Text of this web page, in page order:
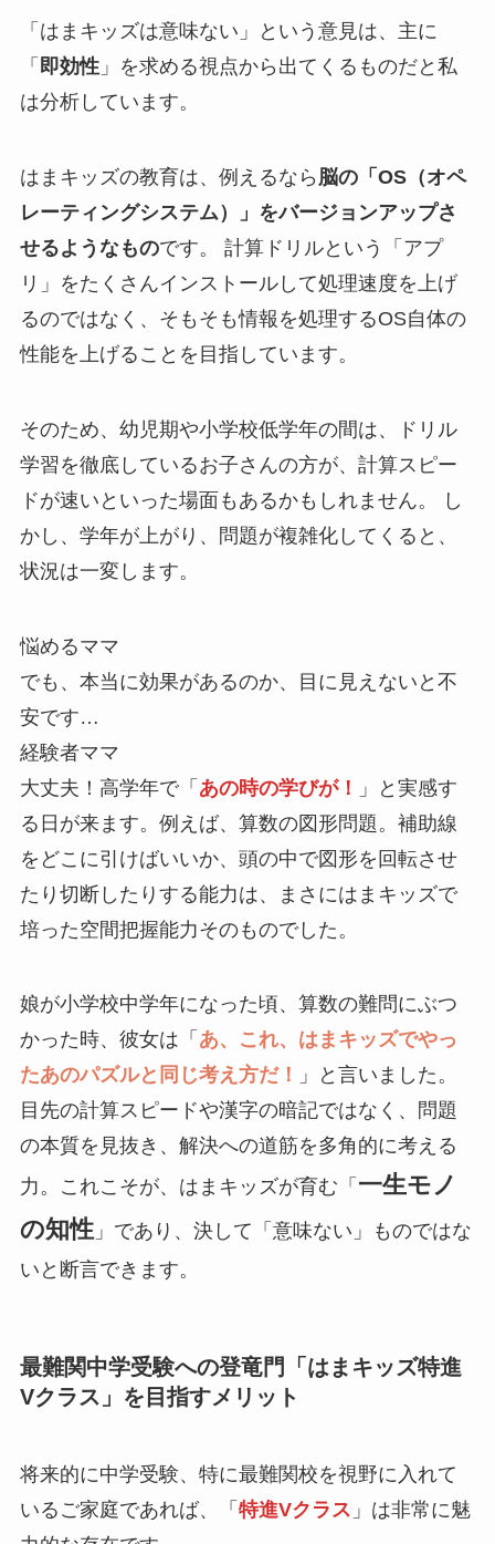
「はまキッズは意味ない」という意見は、主に
「 即効性」を求める視点から出てくるものだと私
は分析しています。
はまキッズの教育は、例えるなら 脳の「OS（オペ
レーティングシステム）」をバージョンアップさ
せるようなものです。 計算ドリルという「アプ
リ」をたくさんインストールして処理速度を上げ
るのではなく、そもそも情報を処理するOS自体の
性能を上げることを目指しています。
そのため、幼児期や小学校低学年の間は、ドリル
学習を徹底しているお子さんの方が、計算スピー
ドが速いといった場面もあるかもしれません。 し
かし、学年が上がり、問題が複雑化してくると、
状況は一変します。
悩めるママ
でも、本当に効果があるのか、目に見えないと不
安です…
経験者ママ
大丈夫！高学年で「 あの時の学びが！
」と実感す
る日が来ます。例えば、算数の図形問題。補助線
をどこに引けばいいか、頭の中で図形を回転させ
たり切断したりする能力は、まさにはまキッズで
培った空間把握能力そのものでした。
娘が小学校中学年になった頃、算数の難問にぶつ
かった時、彼女は「 あ、これ、はまキッズでやっ
たあのパズルと同じ考え方だ！
」と言いました。
目先の計算スピードや漢字の暗記ではなく、問題
の本質を見抜き、解決への道筋を多角的に考える
力。これこそが、はまキッズが育む「 一生モノ
の知性」であり、決して「意味ない」ものではな
いと断言できます。
最難関中学受験への登竜門「はまキッズ特進
Vクラス」を目指すメリット
将来的に中学受験、特に最難関校を視野に入れて
いるご家庭であれば、「 特進Vクラス 」は非常に魅